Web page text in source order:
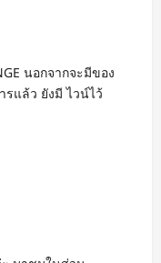
นอกจากจะมีของ
รแล้ว ยังมี ไวน์ไว้